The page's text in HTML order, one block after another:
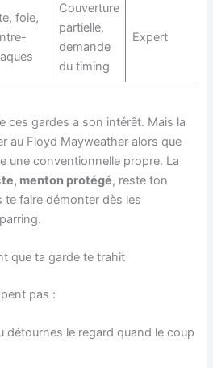
foie,
Couverture
partielle,
demande
du timing
Expert
ces gardes a son intérêt. Mais la
au Floyd Mayweather alors que
une conventionnelle propre. La
menton protégé, reste ton
te faire démonter dès les
que ta garde te trahit
pas :
détournes le regard quand le coup